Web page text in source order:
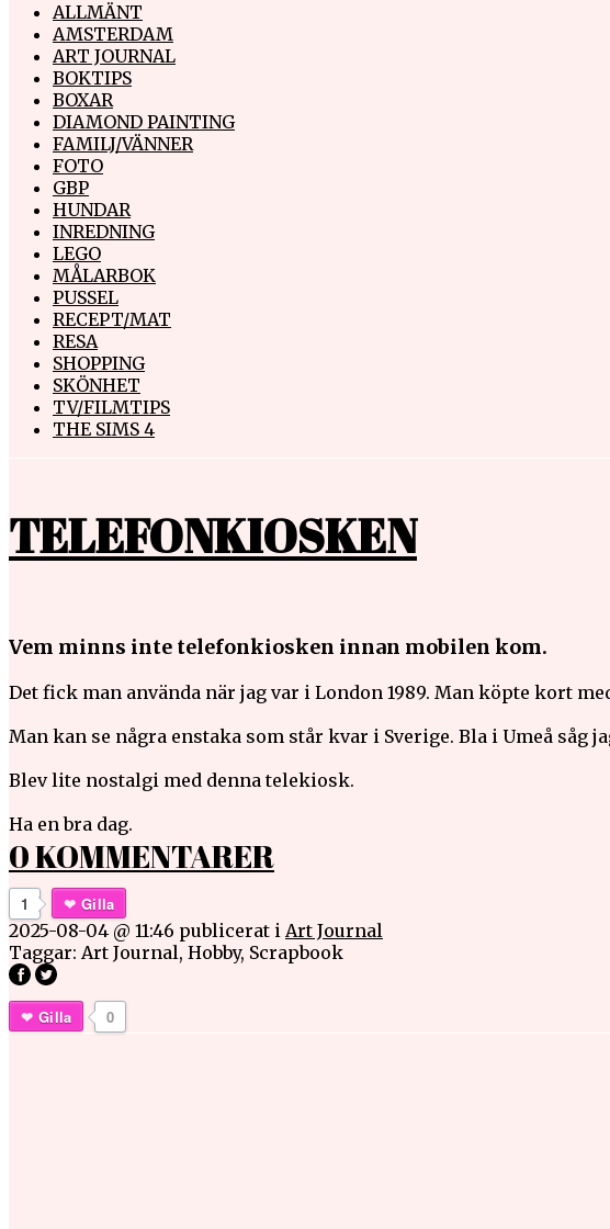
ALLMÄNT
AMSTERDAM
ART JOURNAL
BOKTIPS
BOXAR
DIAMOND PAINTING
FAMILJ/VÄNNER
FOTO
GBP
HUNDAR
INREDNING
LEGO
MÅLARBOK
PUSSEL
RECEPT/MAT
RESA
SHOPPING
SKÖNHET
TV/FILMTIPS
THE SIMS 4
TELEFONKIOSKEN
Vem minns inte telefonkiosken innan mobilen kom.
Det fick man använda när jag var i London 1989. Man köpte kort
Man kan se några enstaka som står kvar i Sverige. Bla i Umeå såg
Blev lite nostalgi med denna telekiosk.
Ha en bra dag.
0 KOMMENTARER
1 Gilla
2025-08-04 @ 11:46 publicerat i Art Journal
Taggar: Art Journal, Hobby, Scrapbook
0
Gilla